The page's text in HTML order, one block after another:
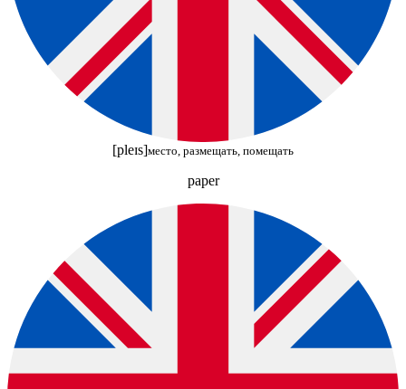
[pleɪs]место, размещать, помещать
paper